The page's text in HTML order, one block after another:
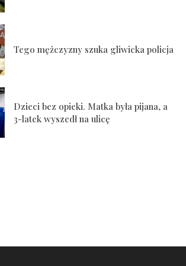
Tego mężczyzny szuka gliwicka policja
Dzieci bez opieki. Matka była pijana, a
3-latek wyszedł na ulicę